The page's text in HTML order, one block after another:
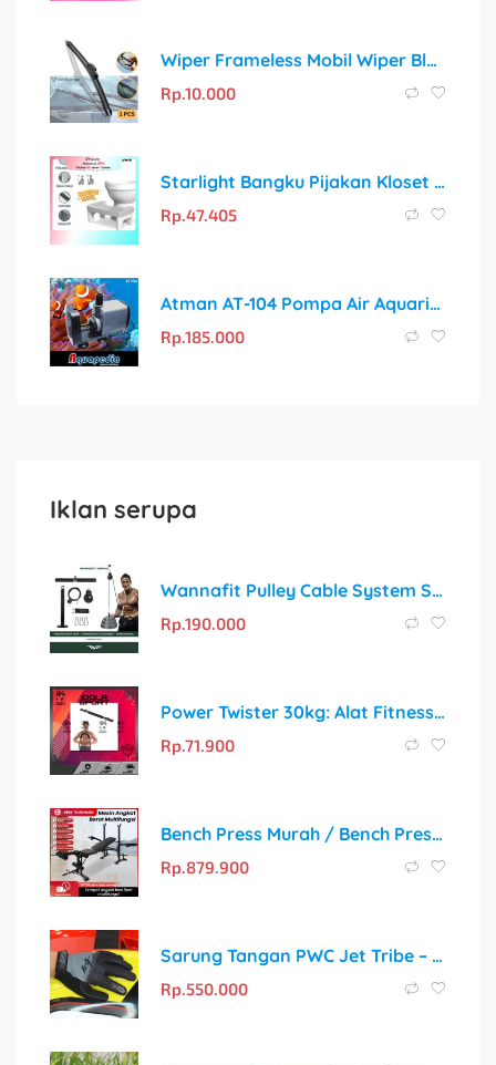
Wiper Frameless Mobil Wiper Blade 14″ Inch | Stock Ready!
Rp.10.000
Starlight Bangku Pijakan Kloset HSB115: Solusi Sehat untuk Toilet Duduk
Rp.47.405
Atman AT-104 Pompa Air Aquarium/Aquascape/Kolam Submersible Water Pump AT104
Rp.185.000
Iklan serupa
Wannafit Pulley Cable System Set | Katrol Fitness Gym Mesin Machine Trisep Triceps Bisep Biceps Pull Down | Alat Olahraga Rumah
Rp.190.000
Power Twister 30kg: Alat Fitness Portable Pembentuk Otot Profesional
Rp.71.900
Bench Press Murah / Bench Press Alat Fitness / Bench Press Multifungsi
Rp.879.900
Sarung Tangan PWC Jet Tribe – Pilihan Terbaik untuk Jetski
Rp.550.000